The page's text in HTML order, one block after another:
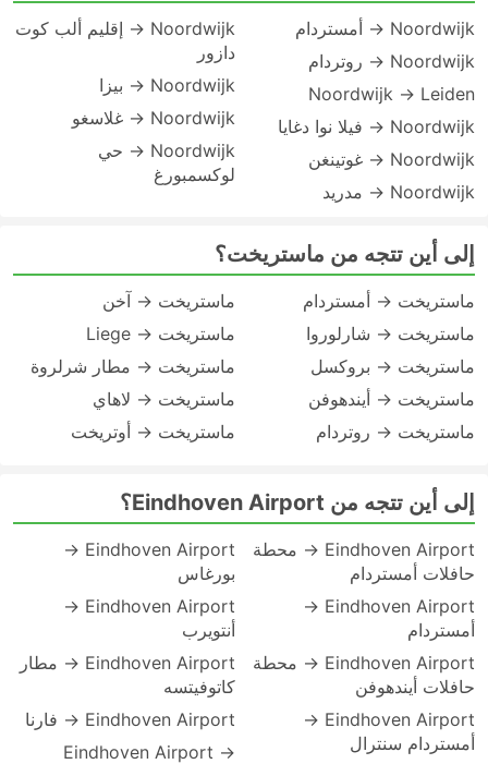
Noordwijk → أمستردام
Noordwijk → روتردام
Noordwijk → Leiden
Noordwijk → فيلا نوا دغايا
Noordwijk → غوتينغن
Noordwijk → مدريد
Noordwijk → إقليم ألب كوت
دازور
Noordwijk → بيزا
Noordwijk → غلاسغو
Noordwijk → حي
لوكسمبورغ
إلى أين تتجه من ماستريخت؟
ماستريخت → أمستردام
ماستريخت → شارلوروا
ماستريخت → بروكسل
ماستريخت → أيندهوفن
ماستريخت → روتردام
ماستريخت → آخن
ماستريخت → Liege
ماستريخت → مطار شرلروة
ماستريخت → لاهاي
ماستريخت → أوتريخت
إلى أين تتجه من Eindhoven Airport؟
Eindhoven Airport → محطة
حافلات أمستردام
Eindhoven Airport →
أمستردام
Eindhoven Airport → محطة
حافلات أيندهوفن
Eindhoven Airport →
أمستردام سنترال
Eindhoven Airport →
بورغاس
Eindhoven Airport →
أنتويرب
Eindhoven Airport → مطار
كاتوفيتسه
Eindhoven Airport → فارنا
Eindhoven Airport →